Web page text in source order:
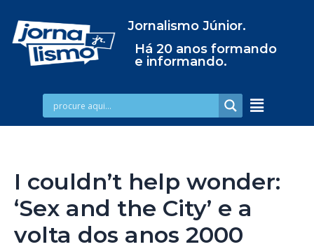
Jornalismo Júnior.
Há 20 anos formando
e informando.
I couldn’t help wonder:
‘Sex and the City’ e a
volta dos anos 2000